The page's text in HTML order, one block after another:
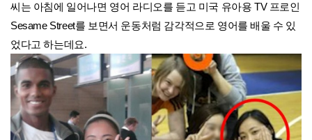
씨는 아침에 일어나면 영어 라디오를 듣고 미국 유아용 TV 프로인
Sesame Street를 보면서 운동처럼 감각적으로 영어를 배울 수 있
었다고 하는데요.